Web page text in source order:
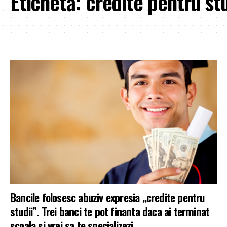
Bancile folosesc abuziv expresia „credite pentru
studii”. Trei banci te pot finanta daca ai terminat